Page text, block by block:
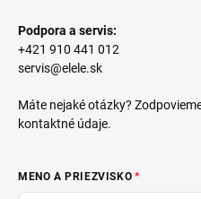
Podpora a servis:
+421 910 441 012
servis@elele.sk
Máte nejaké otázky?
kontaktné údaje.
MENO A PRIEZVISKO